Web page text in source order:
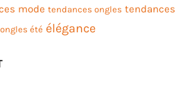
mode tendances ongles tendances
été élégance